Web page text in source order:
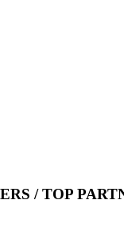
/ TOP